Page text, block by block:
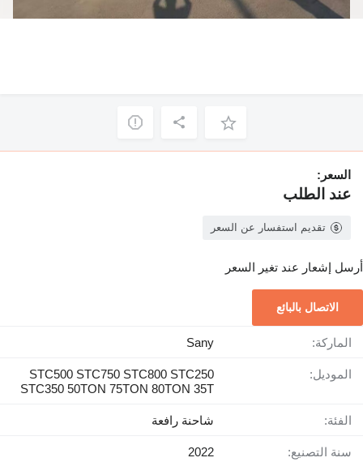
السعر:
عند الطلب
تقديم استفسار عن السعر
أرسل إشعار عند تغير السعر
الاتصال بالبائع
الماركة: Sany
الموديل:
STC500 STC750 STC800 STC250
STC350 50TON 75TON 80TON 35T
الفئة: شاحنة رافعة
سنة التصنيع: 2022